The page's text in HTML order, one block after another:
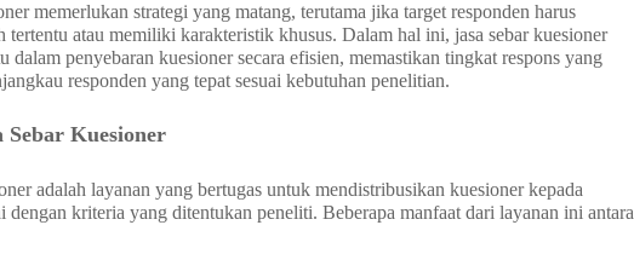
memerlukan strategi yang matang, terutama jika target responden harus
tertentu atau memiliki karakteristik khusus. Dalam hal ini, jasa sebar kuesioner
dalam penyebaran kuesioner secara efisien, memastikan tingkat respons yang
responden yang tepat sesuai kebutuhan penelitian.
Sebar Kuesioner
adalah layanan yang bertugas untuk mendistribusikan kuesioner kepada
dengan kriteria yang ditentukan peneliti. Beberapa manfaat dari layanan ini antara